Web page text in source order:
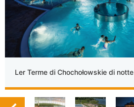
Ler Terme di Chochołowskie di notte